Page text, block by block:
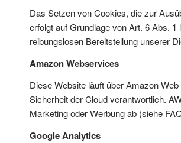
Das Setzen von Cookies, die zur
erfolgt auf Grundlage von Art. 6 Abs.
reibungslosen Bereitstellung unserer
Amazon Webservices
Diese Website läuft über Amazon
Sicherheit der Cloud verantwortlich.
Marketing oder Werbung ab (siehe
Google Analytics